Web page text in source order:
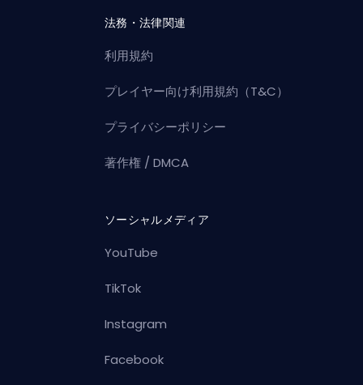
法務・法律関連
利用規約
プレイヤー向け利用規約（T&C）
プライバシーポリシー
著作権 / DMCA
ソーシャルメディア
YouTube
TikTok
Instagram
Facebook